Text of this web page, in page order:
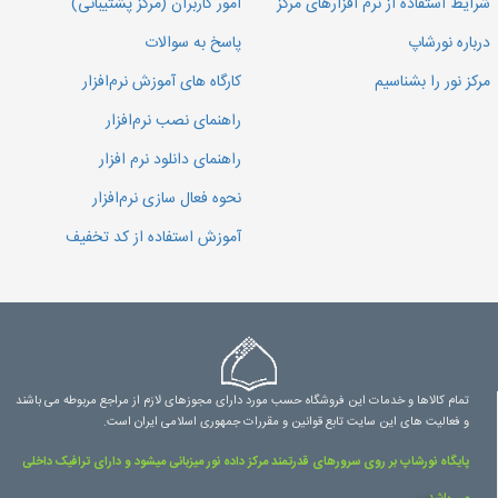
درباره نورشاپ
مرکز نور را بشناسیم
پاسخ به سوالات
کارگاه های آموزش نرم‌افزار
راهنمای نصب نرم‌افزار
راهنمای دانلود نرم افزار
نحوه فعال سازی نرم‌افزار
آموزش استفاده از کد تخفیف
تمام کالاها و خدمات این فروشگاه حسب مورد دارای مجوزهای لازم از مراجع مربوطه می باشند
و فعالیت های این سایت تابع قوانین و مقررات جمهوری اسلامی ایران است.
پایگاه نورشاپ بر روی سرورهای قدرتمند مرکز داده نور میزبانی میشود و دارای ترافیک داخلی